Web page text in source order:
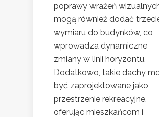
poprawy wrażeń
mogą również dodać
wymiaru do budynków, co
wprowadza dynamiczne
zmiany w linii horyzontu.
Dodatkowo, takie dachy
być zaprojektowane jako
przestrzenie rekreacyjne,
oferując mieszkańcom i